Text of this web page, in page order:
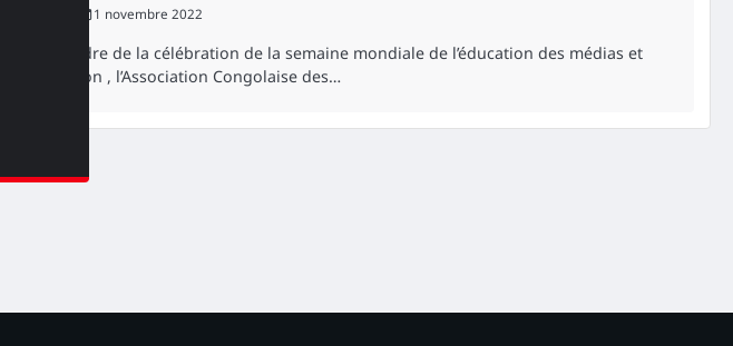
1 novembre 2022
Dans le cadre de la célébration de la semaine mondiale de l’éducation des médias et
l’information , l’Association Congolaise des…